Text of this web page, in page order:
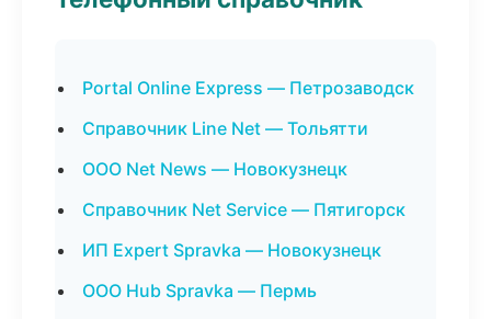
Portal Online Express — Петрозаводск
Справочник Line Net — Тольятти
ООО Net News — Новокузнецк
Справочник Net Service — Пятигорск
ИП Expert Spravka — Новокузнецк
ООО Hub Spravka — Пермь